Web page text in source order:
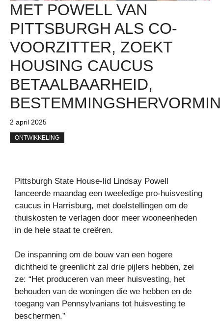
MET POWELL VAN
PITTSBURGH ALS CO-
VOORZITTER, ZOEKT
HOUSING CAUCUS
BETAALBAARHEID,
2 april 2025
ONTWIKKELING
Pittsburgh State House-lid Lindsay Powell
lanceerde maandag een tweeledige pro-huisvesting
caucus in Harrisburg, met doelstellingen om de
thuiskosten te verlagen door meer wooneenheden
in de hele staat te creëren.
De inspanning om de bouw van een hogere
dichtheid te greenlicht zal drie pijlers hebben, zei
ze: “Het produceren van meer huisvesting, het
behouden van de woningen die we hebben en de
toegang van Pennsylvanians tot huisvesting te
beschermen.”